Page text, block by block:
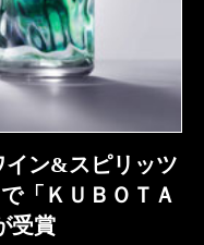
イン&スピリッツ
「ＫＵＢＯＴＡ
受賞